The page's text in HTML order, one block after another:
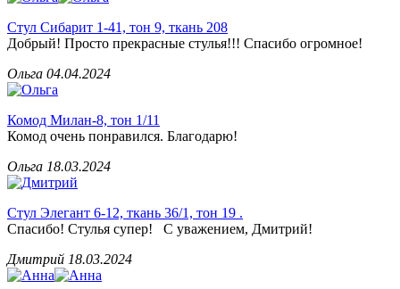
Стул Сибарит 1-41, тон 9, ткань 208
Добрый! Просто прекрасные стулья!!! Спасибо огромное!
Ольга 04.04.2024
Комод Милан-8, тон 1/11
Комод очень понравился. Благодарю!
Ольга 18.03.2024
Стул Элегант 6-12, ткань 36/1, тон 19 .
Спасибо! Стулья супер! С уважением, Дмитрий!
Дмитрий 18.03.2024